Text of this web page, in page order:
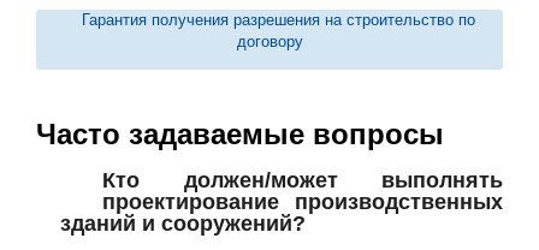
Гарантия получения разрешения на строительство по
договору
Часто задаваемые вопросы
Кто должен/может выполнять
проектирование производственных
зданий и сооружений?